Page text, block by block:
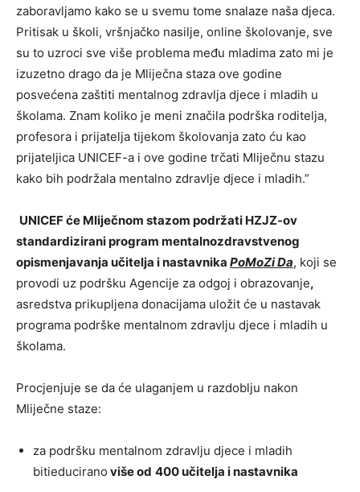
zaboravljamo kako se u svemu tome snalaze naša djeca.
Pritisak u školi, vršnjačko nasilje, online školovanje, sve
su to uzroci sve više problema među mladima zato mi je
izuzetno drago da je Mliječna staza ove godine
posvećena zaštiti mentalnog zdravlja djece i mladih u
školama. Znam koliko je meni značila podrška roditelja,
profesora i prijatelja tijekom školovanja zato ću kao
prijateljica UNICEF-a i ove godine trčati Mliječnu stazu
kako bih podržala mentalno zdravlje djece i mladih.”
UNICEF će Mliječnom stazom podržati HZJZ-ov
standardizirani program mentalnozdravstvenog
opismenjavanja učitelja i nastavnika PoMoZiDa, koji se
provodi uz podršku Agencije za odgoj i obrazovanje,
asredstva prikupljena donacijama uložit će u nastavak
programa podrške mentalnom zdravlju djece i mladih u
školama.
Procjenjuje se da će ulaganjem u razdoblju nakon
Mliječne staze:
za podršku mentalnom zdravlju djece i mladih
bitieducirano više od 400 učitelja i nastavnika